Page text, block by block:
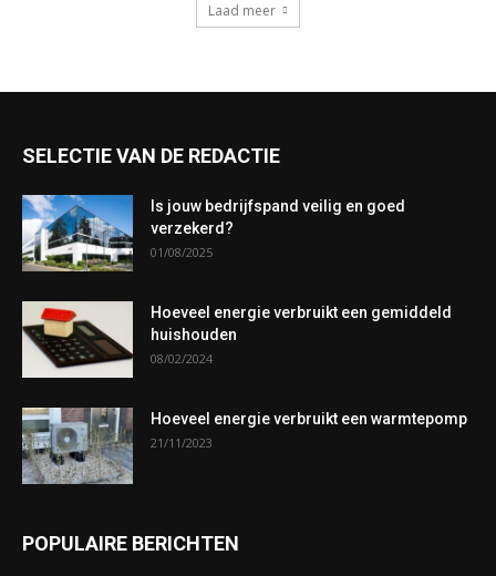
Laad meer
SELECTIE VAN DE REDACTIE
Is jouw bedrijfspand veilig en goed
verzekerd?
01/08/2025
Hoeveel energie verbruikt een gemiddeld
huishouden
08/02/2024
Hoeveel energie verbruikt een warmtepomp
21/11/2023
POPULAIRE BERICHTEN